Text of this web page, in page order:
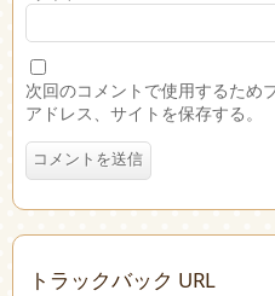
次回のコメントで使用するため
アドレス、サイトを保存する。
トラックバック URL